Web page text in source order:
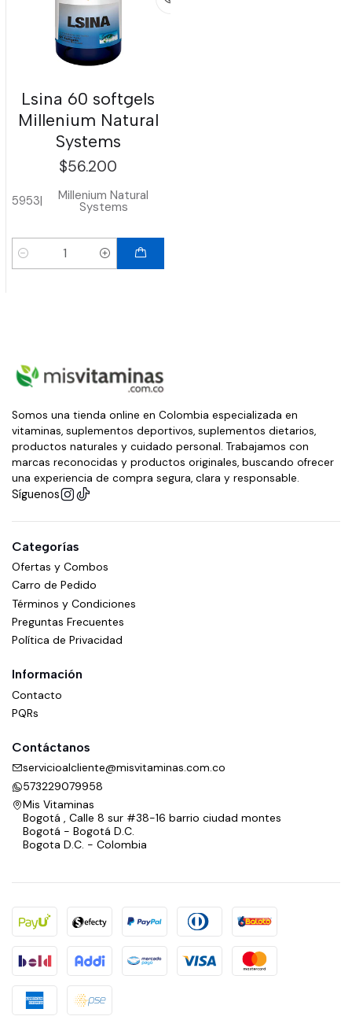
Lsina 60 softgels
Millenium Natural
Systems
$56.200
5953| Millenium Natural
Systems
Cantidad
Somos una tienda online en Colombia especializada en
vitaminas, suplementos deportivos, suplementos dietarios,
productos naturales y cuidado personal. Trabajamos con
marcas reconocidas y productos originales, buscando ofrecer
una experiencia de compra segura, clara y responsable.
Síguenos
Categorías
Ofertas y Combos
Carro de Pedido
Términos y Condiciones
Preguntas Frecuentes
Política de Privacidad
Información
Contacto
PQRs
Contáctanos
servicioalcliente@misvitaminas.com.co
573229079958
Mis Vitaminas
Bogotá , Calle 8 sur #38-16 barrio ciudad montes
Bogotá - Bogotá D.C.
Bogota D.C. - Colombia